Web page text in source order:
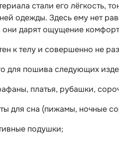
стали его лёгкость,
одежды. Здесь ему нет
дарят ощущение
к телу и совершенно не
для пошива следующих
платья, рубашки,
для сна (пижамы, ночные
подушки;